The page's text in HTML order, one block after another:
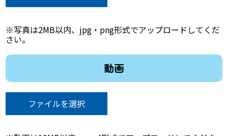
※写真は2MB以内、jpg・png形式でアップロードしてくだ
さい。
動画
ファイルを選択